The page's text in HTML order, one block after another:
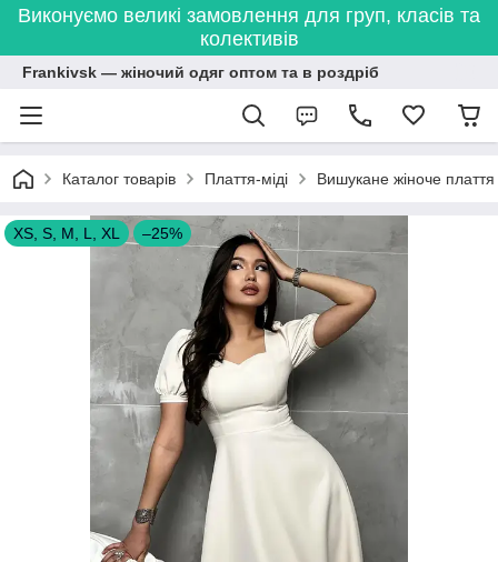
Виконуємо великі замовлення для груп, класів та
колективів
Frankivsk — жіночий одяг оптом та в роздріб
Каталог товарів Плаття-міді Вишукане жіноче
XS, S, M, L, XL –25%